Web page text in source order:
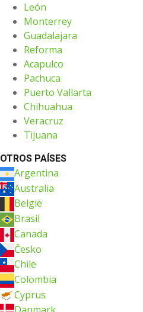
León
Monterrey
Guadalajara
Reforma
Acapulco
Pachuca
Puerto Vallarta
Chihuahua
Veracruz
Tijuana
OTROS PAÍSES
Argentina
Australia
België
Brasil
Canada
Česko
Chile
Colombia
Cyprus